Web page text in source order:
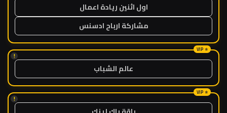
اول اثنين ريادة اعمال
مشاركة ارباح ادسنس
!
عالم الشباب
!